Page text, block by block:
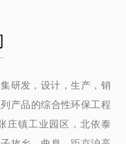
研发，设计，生产，销
产品的综合性环保工程
庄镇工业园区，北依泰